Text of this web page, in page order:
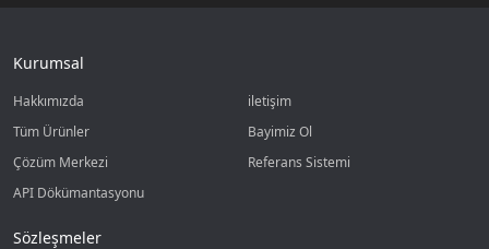
Kurumsal
Hakkımızda
iletişim
Tüm Ürünler
Bayimiz Ol
Çözüm Merkezi
Referans Sistemi
API Dökümantasyonu
Sözleşmeler